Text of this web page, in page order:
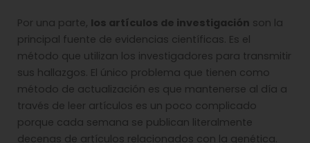
Por una parte, los artículos de investigación son la
principal fuente de evidencias científicas. Es el
método que utilizan los investigadores para transmitir
sus hallazgos. El único problema que tienen como
método de actualización es que mantenerse al día a
través de leer artículos es un poco complicado
porque cada semana se publican literalmente
decenas de artículos relacionados con la genética.